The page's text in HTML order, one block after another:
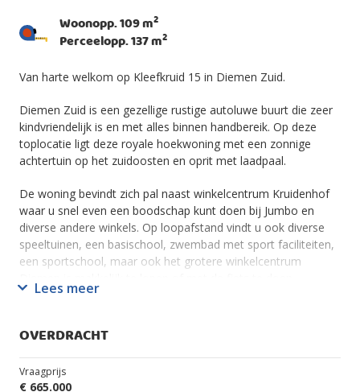
Woonopp. 109 m2
Perceelopp. 137 m2
Van harte welkom op Kleefkruid 15 in Diemen Zuid.
Diemen Zuid is een gezellige rustige autoluwe buurt die zeer
kindvriendelijk is en met alles binnen handbereik. Op deze
toplocatie ligt deze royale hoekwoning met een zonnige
achtertuin op het zuidoosten en oprit met laadpaal.
De woning bevindt zich pal naast winkelcentrum Kruidenhof
waar u snel even een boodschap kunt doen bij Jumbo en
diverse andere winkels. Op loopafstand vindt u ook diverse
speeltuinen, een basischool, zwembad met sport faciliteiten,
een sportschool, maar ook het grotere winkelcentrum
recreatiegebieden zoals het Diemerbos liggen dichtbij voor
een wandeling, fietstocht of ontspannen middag buiten.
De bereikbaarheid is uitstekend. Met het station Diemen Zuid
Lees meer
OVERDRACHT
Vraagprijs
€ 665.000